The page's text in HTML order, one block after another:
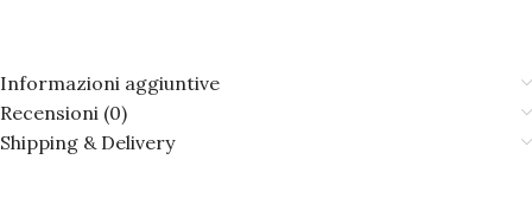
Informazioni aggiuntive
Recensioni (0)
Shipping & Delivery